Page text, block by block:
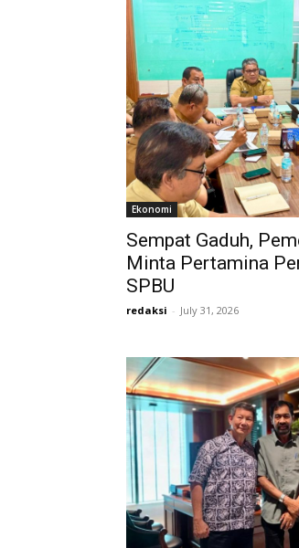
Ekonomi
Sempat Gaduh,
Minta Pertamina
SPBU
redaksi - July 31, 2026